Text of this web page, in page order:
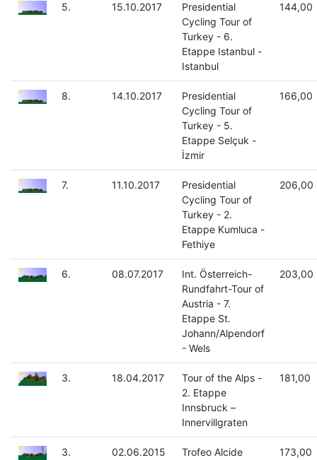
5. 15.10.2017
Presidential
Cycling Tour of
Turkey - 6.
Etappe Istanbul -
Istanbul
144,00
8. 14.10.2017
Presidential
Cycling Tour of
Turkey - 5.
Etappe Selçuk -
İzmir
166,00
7. 11.10.2017
Presidential
Cycling Tour of
Turkey - 2.
Etappe Kumluca -
Fethiye
206,00
6. 08.07.2017
Int. Österreich-
Rundfahrt-Tour of
Austria - 7.
Etappe St.
Johann/Alpendorf
- Wels
203,00
3. 18.04.2017
Tour of the Alps -
2. Etappe
Innsbruck –
Innervillgraten
181,00
3. 02.06.2015
Trofeo Alcide
173,00